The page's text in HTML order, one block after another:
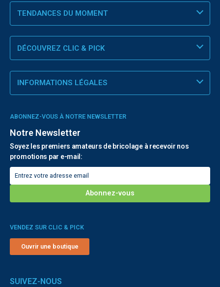
TENDANCES DU MOMENT
DÉCOUVREZ CLIC & PICK
INFORMATIONS LÉGALES
ABONNEZ-VOUS À NOTRE NEWSLETTER
Notre Newsletter
Soyez les premiers amateurs de bricolage à recevoir nos
promotions par e-mail:
VENDEZ SUR CLIC & PICK
Ouvrir une boutique
SUIVEZ-NOUS